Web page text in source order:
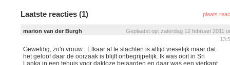
Laatste reacties (1) plaats
marion van der Burgh
Geplaatst op: zaterdag 12 februari 2011
Geweldig, zo'n vrouw . Elkaar af te slachten is altijd vreselijk maar dat
het geloof daar de oorzaak is blijft onbegrijpelijk. Ik was ooit in Sri
Lanka in een tehuis voor dakloze bejaarden en daar was een vierkant